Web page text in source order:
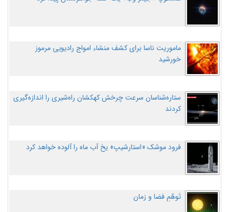
ماموریت ناسا برای کشف منشاء امواج رادیویی مرموز
خورشید
ستاره‌شناسان سرعت چرخش کهکشان راه‌شیری را اندازه‌گیری
کردند
فرود موشک «استارشیپ» یخ آب ماه را آلوده خواهد کرد
تَوهّمِ فضا و زمان